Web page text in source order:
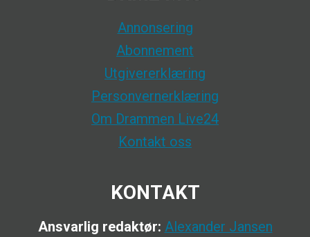
Annonsering
Abonnement
Utgivererklæring
Personvernerklæring
Om Drammen Live24
Kontakt oss
KONTAKT
Ansvarlig redaktør: Alexander Jansen